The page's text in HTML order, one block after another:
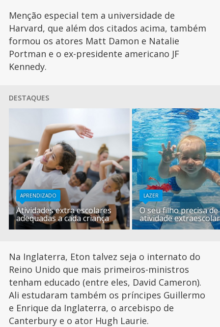
Menção especial tem a universidade de
Harvard, que além dos citados acima, também
formou os atores Matt Damon e Natalie
Portman e o ex-presidente americano JF
Kennedy.
DESTAQUES
APRENDIZADO
Atividades extra escolares
adequadas a cada criança
LAZER
O seu filho precisa
atividade
Na Inglaterra, Eton talvez seja o internato do
Reino Unido que mais primeiros-ministros
tenham educado (entre eles, David Cameron).
Ali estudaram também os príncipes Guillermo
e Enrique da Inglaterra, o arcebispo de
Canterbury e o ator Hugh Laurie.